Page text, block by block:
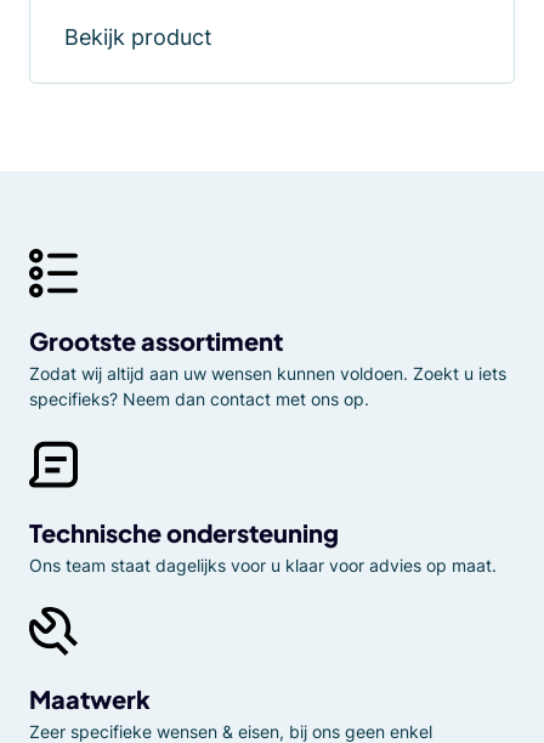
Bekijk product
Grootste assortiment
Zodat wij altijd aan uw wensen kunnen voldoen. Zoekt u iets
specifieks? Neem dan contact met ons op.
Technische ondersteuning
Ons team staat dagelijks voor u klaar voor advies op maat.
Maatwerk
Zeer specifieke wensen & eisen, bij ons geen enkel